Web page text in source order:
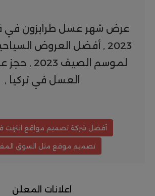
عرض شهر عسل طرابزون في
2023 , أفضل العروض
لموسم الصيف
العسل في تركيا ,
أفضل شركة تصميم مواقع انترنت
تصميم موقع مثل السوق
اعلانات المعلن